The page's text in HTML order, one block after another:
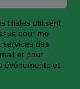
filiales utilisent
pour me
des
et pour
événements et